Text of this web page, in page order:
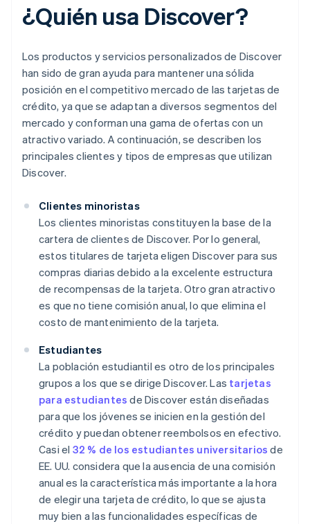
¿Quién usa Discover?
Los productos y servicios personalizados de Discover
han sido de gran ayuda para mantener una sólida
posición en el competitivo mercado de las tarjetas de
crédito, ya que se adaptan a diversos segmentos del
mercado y conforman una gama de ofertas con un
atractivo variado. A continuación, se describen los
principales clientes y tipos de empresas que utilizan
Discover.
Clientes minoristas
Los clientes minoristas constituyen la base de la
cartera de clientes de Discover. Por lo general,
estos titulares de tarjeta eligen Discover para sus
compras diarias debido a la excelente estructura
de recompensas de la tarjeta. Otro gran atractivo
es que no tiene comisión anual, lo que elimina el
costo de mantenimiento de la tarjeta.
Estudiantes
La población estudiantil es otro de los principales
grupos a los que se dirige Discover. Las tarjetas
para estudiantes de Discover están diseñadas
para que los jóvenes se inicien en la gestión del
crédito y puedan obtener reembolsos en efectivo.
Casi el 32 % de los estudiantes universitarios de
EE. UU. considera que la ausencia de una comisión
anual es la característica más importante a la hora
de elegir una tarjeta de crédito, lo que se ajusta
muy bien a las funcionalidades específicas de